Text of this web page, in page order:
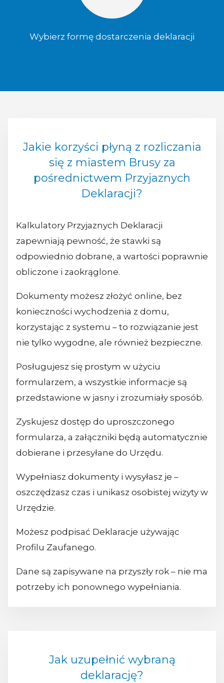
Wybierz formę dostarczenia deklaracji
Jakie korzyści płyną z rozliczania
się z miastem Brusy za
pośrednictwem Przyjaznych
Deklaracji?
Kalkulatory Przyjaznych Deklaracji
zapewniają pewność, że stawki są
odpowiednio dobrane, a wartości poprawnie
obliczone i zaokrąglone.
Dokumenty możesz złożyć online, bez
konieczności wychodzenia z domu,
korzystając z systemu – to rozwiązanie jest
nie tylko wygodne, ale również bezpieczne.
Posługujesz się prostym w użyciu
formularzem, a wszystkie informacje są
przedstawione w jasny i zrozumiały sposób.
Zyskujesz dostęp do uproszczonego
formularza, a załączniki będą automatycznie
dobierane i przesyłane do Urzędu.
Wypełniasz dokumenty i wysyłasz je –
oszczędzasz czas i unikasz osobistej wizyty w
Urzędzie.
Możesz podpisać Deklaracje używając
Profilu Zaufanego.
Dane są zapisywane na przyszły rok – nie ma
potrzeby ich ponownego wypełniania.
Jak uzupełnić wybraną
deklarację?